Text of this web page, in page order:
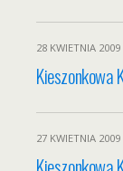
28 KWIETNIA 2009
Kieszonkowa
27 KWIETNIA 2009